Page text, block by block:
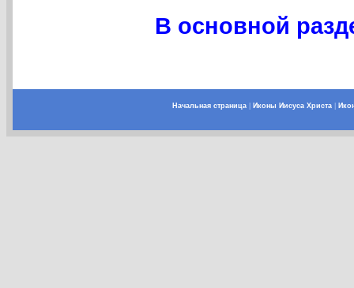
В основной
Начальная страница| Иконы Иисуса Христа|